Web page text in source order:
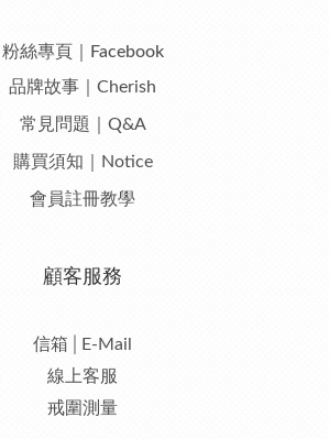
粉絲專頁｜Facebook
品牌故事｜Cherish
常見問題｜Q&A
購買須知｜Notice
會員註冊教學
顧客服務
信箱│E-Mail
線上客服
戒圍測量